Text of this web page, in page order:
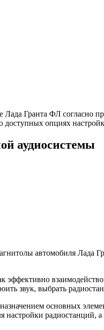
Гранта ФЛ согласно
доступных опциях
аудиосистемы
автомобиля Лада
звук, выбрать
основных
настройки радиостанций,